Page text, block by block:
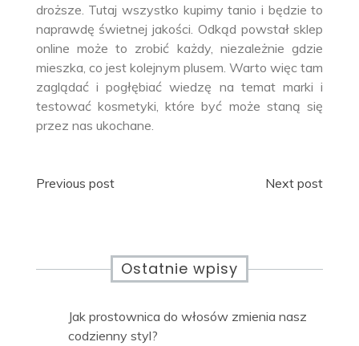
droższe. Tutaj wszystko kupimy tanio i będzie to
naprawdę świetnej jakości. Odkąd powstał sklep
online może to zrobić każdy, niezależnie gdzie
mieszka, co jest kolejnym plusem. Warto więc tam
zaglądać i pogłębiać wiedzę na temat marki i
testować kosmetyki, które być może staną się
przez nas ukochane.
Nawigacja
Previous post Next post
Ostatnie wpisy
Jak prostownica do włosów zmienia nasz
codzienny styl?